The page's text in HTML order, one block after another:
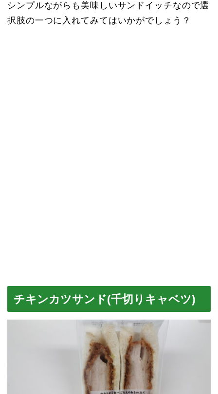
シンプルながらも美味しいサンドイッチなので選
択肢の一つに入れてみてはいかがでしょう？
チキンカツサンド(千切りキャベツ)